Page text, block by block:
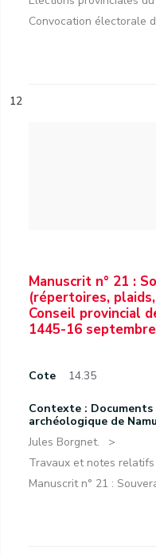
Convocation électorale
12
Manuscrit n° 21 :
(répertoires,
Conseil provincial
1445-16
Cote 14.35
Contexte :
archéologique de
Jules Borgnet.
Travaux et notes
Manuscrit n° 21 :